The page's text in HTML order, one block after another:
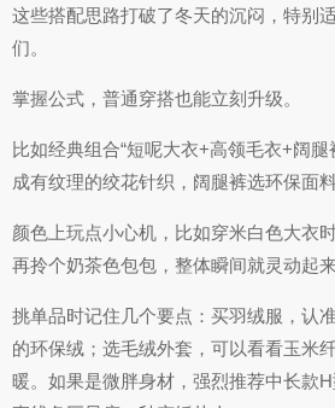
这些搭配思路打破了冬天的沉闷，特别
们。
掌握公式，普通穿搭也能立刻升级。
比如经典组合“短呢大衣+高领毛衣+阔
成有纹理的绞花针织，阔腿裤选环保面
颜色上玩点小心机，比如穿米白色大衣
再拎个奶茶色包包，整体瞬间就灵动起
挑单品时记住几个要点：买羽绒服，认
的环保绒；选毛绒外套，可以看看玉米
暖。如果是微胖身材，强烈推荐中长款